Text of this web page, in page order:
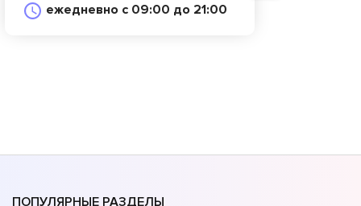
ежедневно с 09:00 до 21:00
ПОПУЛЯРНЫЕ РАЗДЕЛЫ